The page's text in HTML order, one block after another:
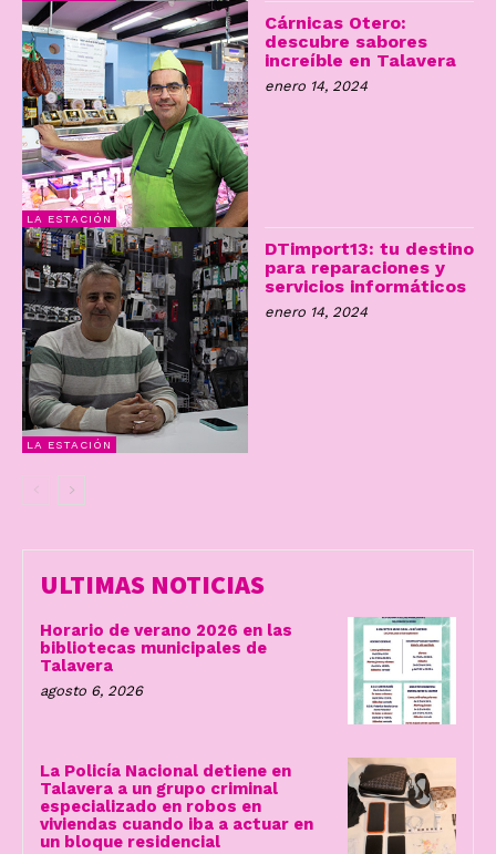
LA ESTACIÓN
Cárnicas Otero:
descubre sabores
increíble en Talavera
enero 14, 2024
LA ESTACIÓN
DTimport13: tu destino
para reparaciones y
servicios informáticos
enero 14, 2024
ULTIMAS NOTICIAS
Horario de verano 2026 en las
bibliotecas municipales de
Talavera
agosto 6, 2026
La Policía Nacional detiene en
Talavera a un grupo criminal
especializado en robos en
viviendas cuando iba a actuar en
un bloque residencial